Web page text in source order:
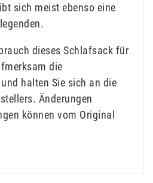
sich meist ebenso eine
dieses Schlafsack für
die
halten Sie sich an die
Änderungen
können vom Original